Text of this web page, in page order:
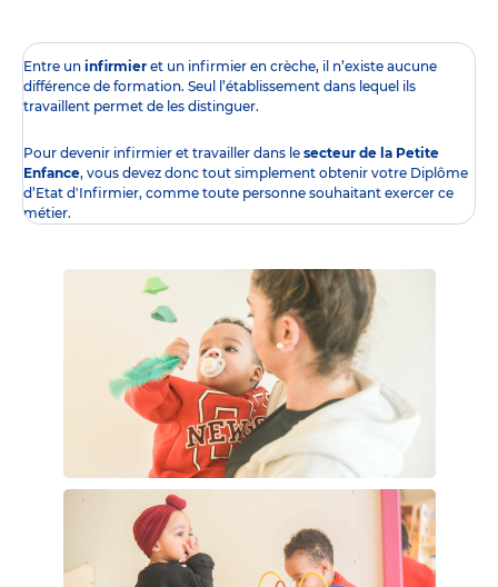
Entre un infirmier et un infirmier en crèche, il n’existe aucune
différence de formation. Seul l’établissement dans lequel ils
travaillent permet de les distinguer.
Pour devenir infirmier et travailler dans le secteur de la Petite
Enfance, vous devez donc tout simplement obtenir votre Diplôme
d’Etat d'Infirmier, comme toute personne souhaitant exercer ce
métier.